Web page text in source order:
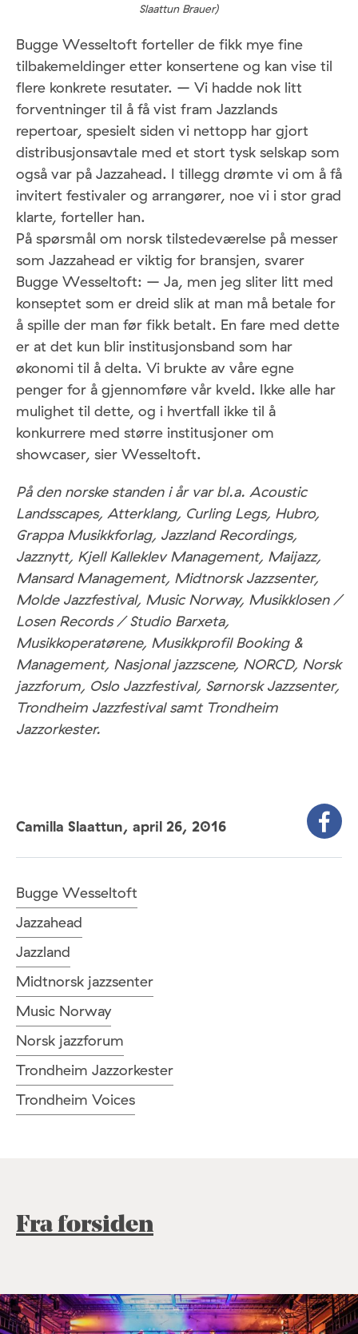
Slaattun Brauer)
Bugge Wesseltoft forteller de fikk mye fine
tilbakemeldinger etter konsertene og kan vise til
flere konkrete resutater. – Vi hadde nok litt
forventninger til å få vist fram Jazzlands
repertoar, spesielt siden vi nettopp har gjort
distribusjonsavtale med et stort tysk selskap som
også var på Jazzahead. I tillegg drømte vi om å få
invitert festivaler og arrangører, noe vi i stor grad
klarte, forteller han.
På spørsmål om norsk tilstedeværelse på messer
som Jazzahead er viktig for bransjen, svarer
Bugge Wesseltoft: – Ja, men jeg sliter litt med
konseptet som er dreid slik at man må betale for
å spille der man før fikk betalt. En fare med dette
er at det kun blir institusjonsband som har
økonomi til å delta. Vi brukte av våre egne
penger for å gjennomføre vår kveld. Ikke alle har
mulighet til dette, og i hvertfall ikke til å
konkurrere med større institusjoner om
showcaser, sier Wesseltoft.
På den norske standen i år var bl.a. Acoustic
Landsscapes, Atterklang, Curling Legs, Hubro,
Grappa Musikkforlag, Jazzland Recordings,
Jazznytt, Kjell Kalleklev Management, Maijazz,
Mansard Management, Midtnorsk Jazzsenter,
Molde Jazzfestival, Music Norway, Musikklosen /
Losen Records / Studio Barxeta,
Musikkoperatørene, Musikkprofil Booking &
Management, Nasjonal jazzscene, NORCD, Norsk
jazzforum, Oslo Jazzfestival, Sørnorsk Jazzsenter,
Trondheim Jazzfestival samt Trondheim
Jazzorkester.
Camilla Slaattun, april 26, 2016
Bugge Wesseltoft
Jazzahead
Jazzland
Midtnorsk jazzsenter
Music Norway
Norsk jazzforum
Trondheim Jazzorkester
Trondheim Voices
Fra forsiden